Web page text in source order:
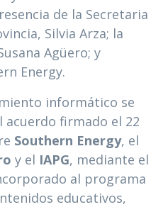
de la Secretaria
Silvia Arza; la
Agüero; y
Energy.
informático se
acuerdo firmado el 22
Southern Energy, el
y el IAPG, mediante el
al programa
educativos,